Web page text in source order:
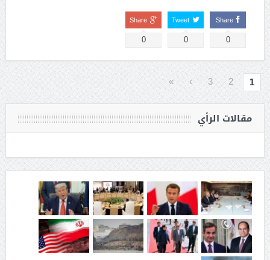
Share
0
Tweet
0
Share
0
1
2
3
›
»
مقالات الرأي